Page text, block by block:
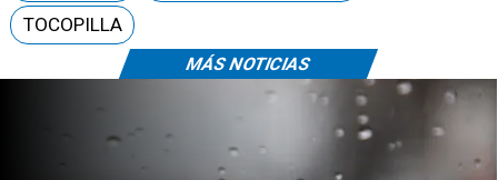
MÁS NOTICIAS
TOCOPILLA